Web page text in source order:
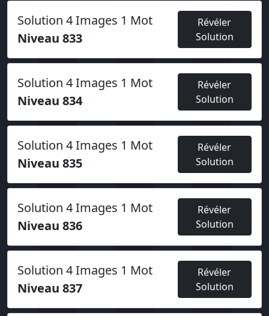
Solution 4 Images 1 Mot
Niveau 833
Révéler
Solution
Solution 4 Images 1 Mot
Niveau 834
Révéler
Solution
Solution 4 Images 1 Mot
Niveau 835
Révéler
Solution
Solution 4 Images 1 Mot
Niveau 836
Révéler
Solution
Solution 4 Images 1 Mot
Niveau 837
Révéler
Solution